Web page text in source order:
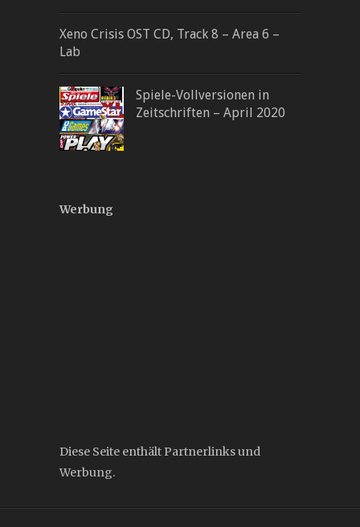
Xeno Crisis OST CD, Track 8 – Area 6 –
Lab
Spiele-Vollversionen in
Zeitschriften – April 2020
Werbung
Diese Seite enthält Partnerlinks und
Werbung.